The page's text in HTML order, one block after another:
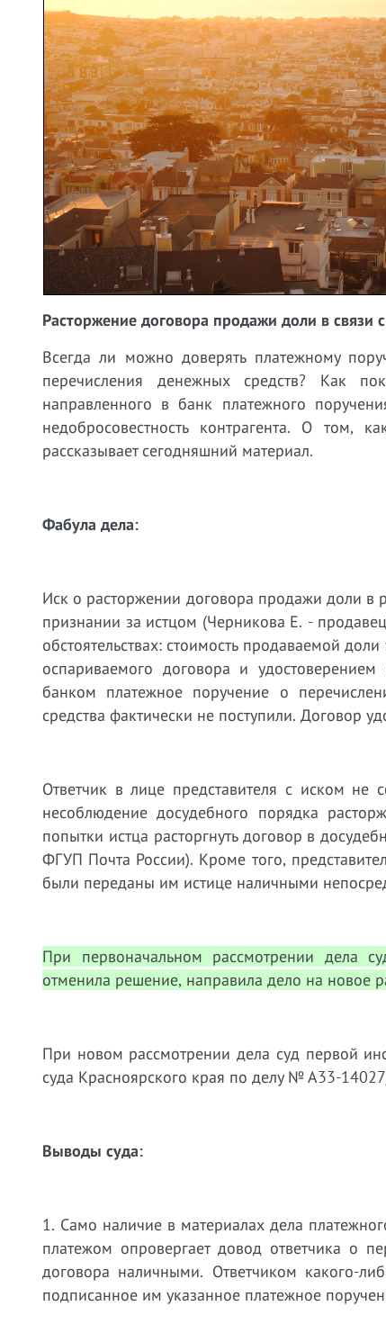
Расторжение договора продажи доли в связи
Всегда ли можно доверять платежному
перечисления денежных средств? Как
направленного в банк платежного
недобросовестность контрагента. О том,
рассказывает сегодняшний материал.
Фабула дела:
Иск о расторжении договора продажи доли в
признании за истцом (Черникова Е. -
обстоятельствах: стоимость продаваемой
оспариваемого договора и
банком платежное поручение о
средства фактически не поступили. Договор
Ответчик в лице представителя с иском не
несоблюдение досудебного порядка
попытки истца расторгнуть договор в
ФГУП Почта России). Кроме того,
были переданы им истице наличными
При первоначальном рассмотрении дела
отменила решение, направила дело на новое
При новом рассмотрении дела суд первой
суда Красноярского края по делу № А33-
Выводы суда:
1. Само наличие в материалах дела
платежом опровергает довод ответчика о
договора наличными. Ответчиком какого-
подписанное им указанное платежное